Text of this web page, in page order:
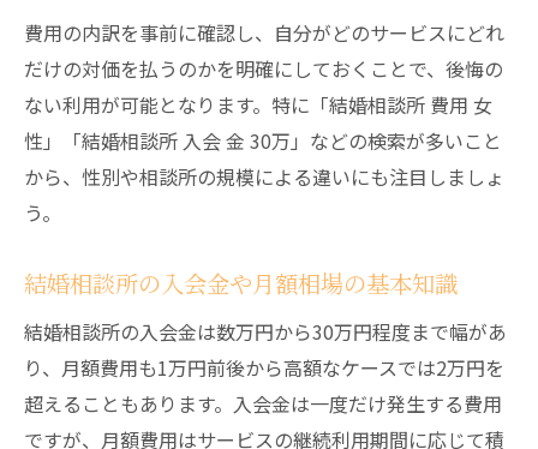
結婚相談所の費用比較でリスクを減らす
結婚相談所の男女差や内訳を徹底解説
結婚相談所の費用女性が知るべき実態
結婚相談所のやめた方がいいケースとは
結婚相談所の入会金や成婚料の違いを比較
結婚相談所の費用が金の無駄か判断する方
法
結婚相談所の料金男女差は選ぶ際の重要点
費用の内訳を事前に確認し、自分がどのサービスにどれ
だけの対価を払うのかを明確にしておくことで、後悔の
ない利用が可能となります。特に「結婚相談所 費用 女
性」「結婚相談所 入会 金 30万」などの検索が多いこと
から、性別や相談所の規模による違いにも注目しましょ
う。
結婚相談所の入会金や月額相場の基本知識
結婚相談所の入会金は数万円から30万円程度まで幅があ
り、月額費用も1万円前後から高額なケースでは2万円を
超えることもあります。入会金は一度だけ発生する費用
ですが、月額費用はサービスの継続利用期間に応じて積